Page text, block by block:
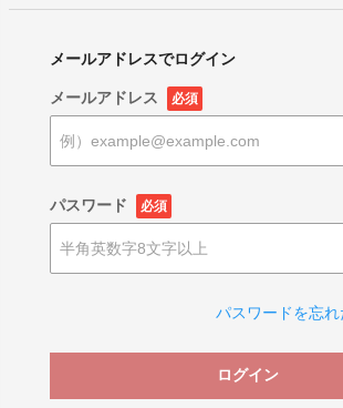
メールアドレスでログイン
メールアドレス 必須
パスワード 必須
パスワードを忘
ログイン